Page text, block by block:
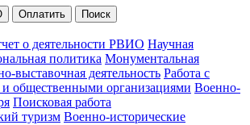
Оплатить Поиск
о деятельности РВИО Научная
политика Монументальная
выставочная деятельность Работа с
общественными организациями Военно-
Поисковая работа
туризм Военно-исторические